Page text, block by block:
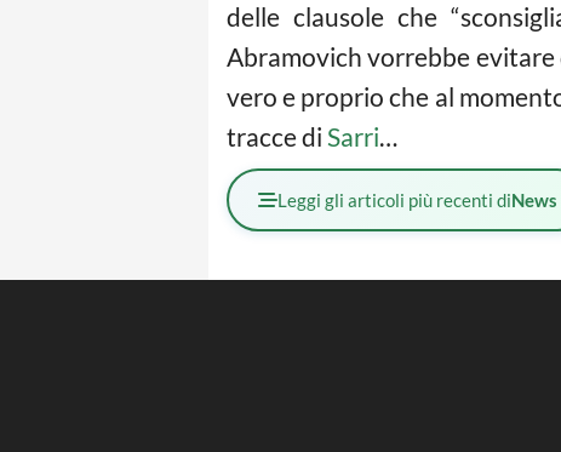
delle clausole che
Abramovich vorrebbe evitare
vero e proprio che al
tracce di Sarri…
Leggi gli articoli più recenti diNews